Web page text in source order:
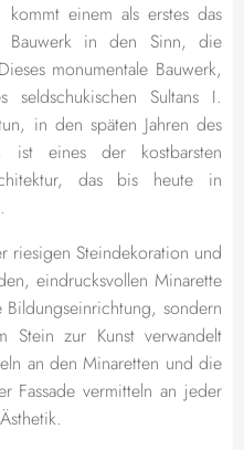
einem als erstes das
Bauwerk in den Sinn, die
monumentale Bauwerk,
Sultans I.
in den späten Jahren des
ist eines der kostbarsten
das bis heute in
riesigen Steindekoration und
eindrucksvollen Minarette
sondern
zur Kunst verwandelt
an den Minaretten und die
Fassade vermitteln an jeder